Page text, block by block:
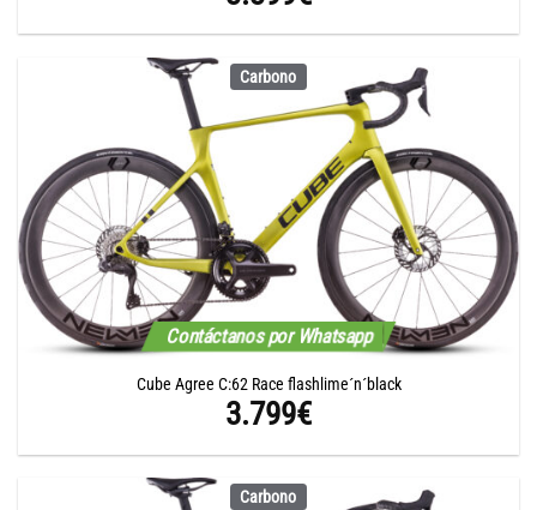
Carbono
Contáctanos por Whatsapp
Cube Agree C:62 Race flashlime´n´black
3.799€
Carbono